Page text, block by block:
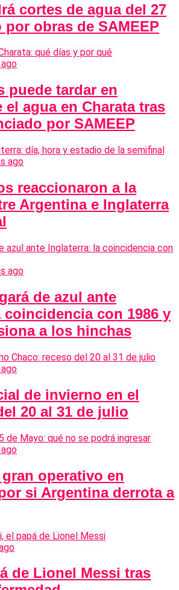
cortes de agua del 27
obras de SAMEEP
puede tardar en
el agua en Charata tras
por SAMEEP
ago
reaccionaron a la
Argentina e Inglaterra
ago
de azul ante
coincidencia con 1986 y
a los hinchas
de invierno en el
20 al 31 de julio
operativo en
si Argentina derrota a
de Lionel Messi tras